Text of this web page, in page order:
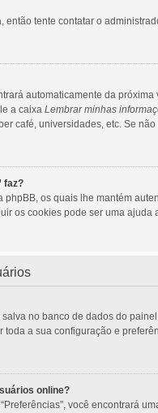
então tente contatar o
automaticamente da
a caixa Lembrar minhas
café, universidades, etc. Se
faz?
os quais lhe mantém
os cookies pode ser uma ajuda
no banco de dados do
a sua configuração e
online?
você encontrará